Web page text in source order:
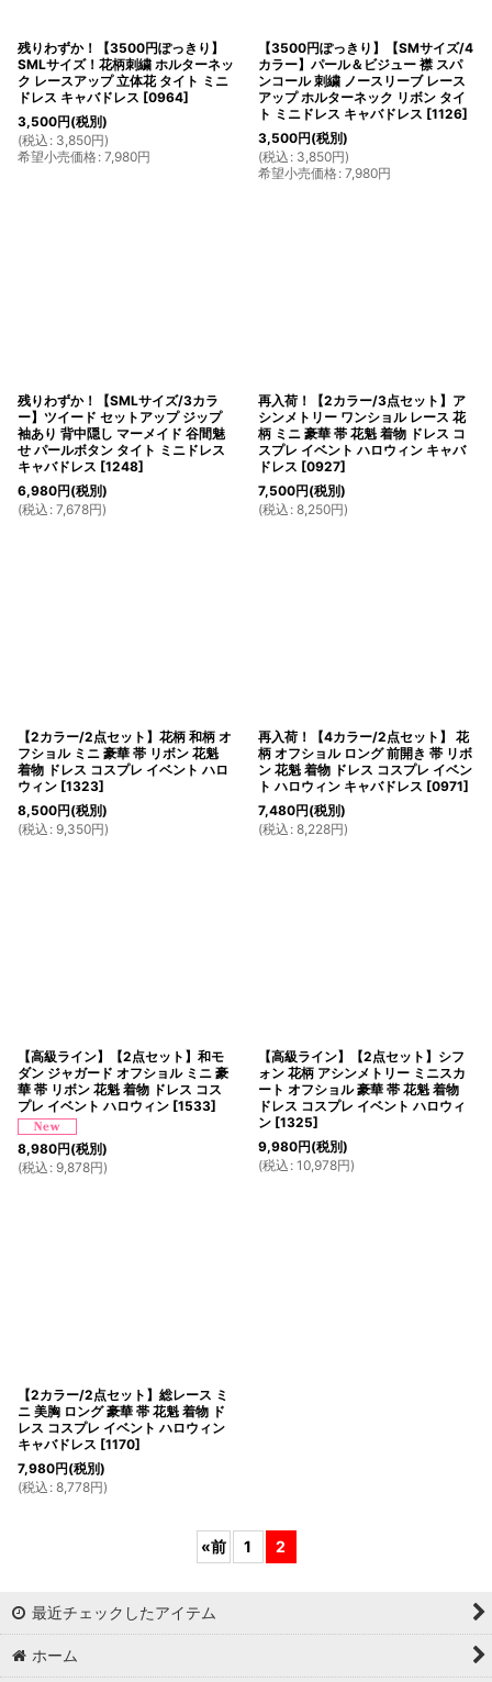
残りわずか！【3500円ぽっきり】
SMLサイズ！花柄刺繍 ホルターネッ
ク レースアップ 立体花 タイト ミニ
ドレス キャバドレス [0964]
3,500円(税別)
(税込 : 3,850円)
希望小売価格: 7,980円
【3500円ぽっきり】【SMサイズ/4
カラー】パール＆ビジュー 襟 スパ
ンコール 刺繍 ノースリーブ レース
アップ ホルターネック リボン タイ
ト ミニドレス キャバドレス [1126]
3,500円(税別)
(税込 : 3,850円)
希望小売価格: 7,980円
残りわずか！【SMLサイズ/3カラ
ー】ツイード セットアップ ジップ
袖あり 背中隠し マーメイド 谷間魅
せ パールボタン タイト ミニドレス
キャバドレス [1248]
6,980円(税別)
(税込 : 7,678円)
再入荷！【2カラー/3点セット】ア
シンメトリー ワンショル レース 花
柄 ミニ 豪華 帯 花魁 着物 ドレス コ
スプレ イベント ハロウィン キャバ
ドレス [0927]
7,500円(税別)
(税込 : 8,250円)
【2カラー/2点セット】花柄 和柄 オ
フショル ミニ 豪華 帯 リボン 花魁
着物 ドレス コスプレ イベント ハロ
ウィン [1323]
8,500円(税別)
(税込 : 9,350円)
再入荷！【4カラー/2点セット】 花
柄 オフショル ロング 前開き 帯 リボ
ン 花魁 着物 ドレス コスプレ イベン
ト ハロウィン キャバドレス [0971]
7,480円(税別)
(税込 : 8,228円)
【高級ライン】【2点セット】和モ
ダン ジャガード オフショル ミニ 豪
華 帯 リボン 花魁 着物 ドレス コス
プレ イベント ハロウィン [1533]
8,980円(税別)
(税込 : 9,878円)
【高級ライン】【2点セット】シフ
ォン 花柄 アシンメトリー ミニスカ
ート オフショル 豪華 帯 花魁 着物
ドレス コスプレ イベント ハロウィ
ン [1325]
9,980円(税別)
(税込 : 10,978円)
【2カラー/2点セット】総レース ミ
ニ 美胸 ロング 豪華 帯 花魁 着物 ド
レス コスプレ イベント ハロウィン
キャバドレス [1170]
7,980円(税別)
(税込 : 8,778円)
«前 1 2
最近チェックしたアイテム
ホーム